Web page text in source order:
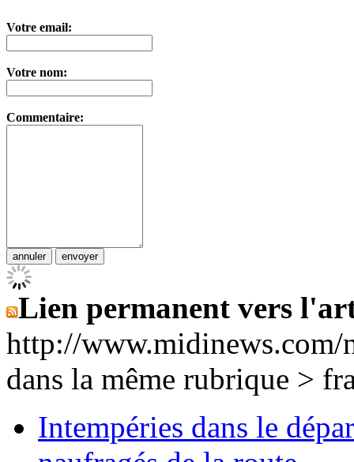
Votre email:
Votre nom:
Commentaire:
Lien permanent vers
http://www.midinews.com/
dans la même rubrique >
Intempéries dans le